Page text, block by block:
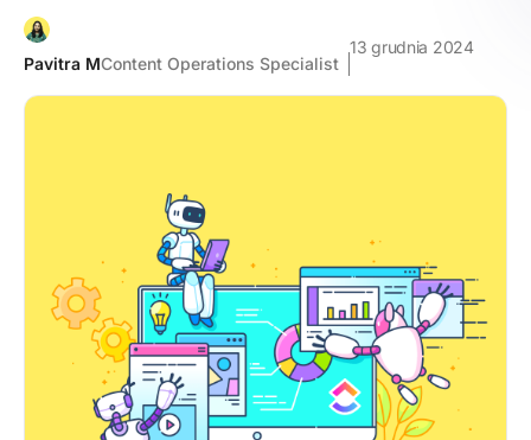
Pavitra MContent Operations Specialist
13 grudnia 2024